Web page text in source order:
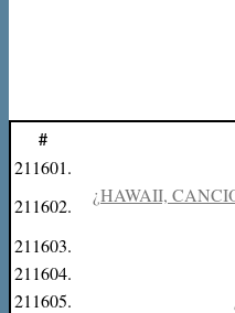
#
211601.
211602.
¿HAWAII,
211603.
211604.
211605.